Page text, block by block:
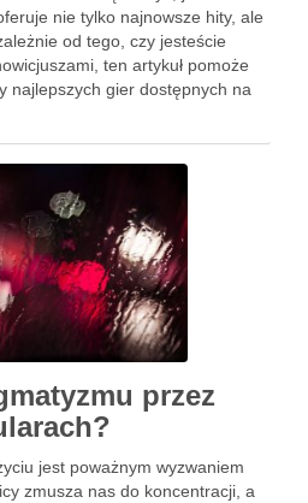
nie tylko najnowsze hity, ale
od tego, czy jesteście
ten artykuł pomoże
najlepszych gier dostępnych na
która zmieni …
przez
jest poważnym wyzwaniem
zmusza nas do koncentracji, a